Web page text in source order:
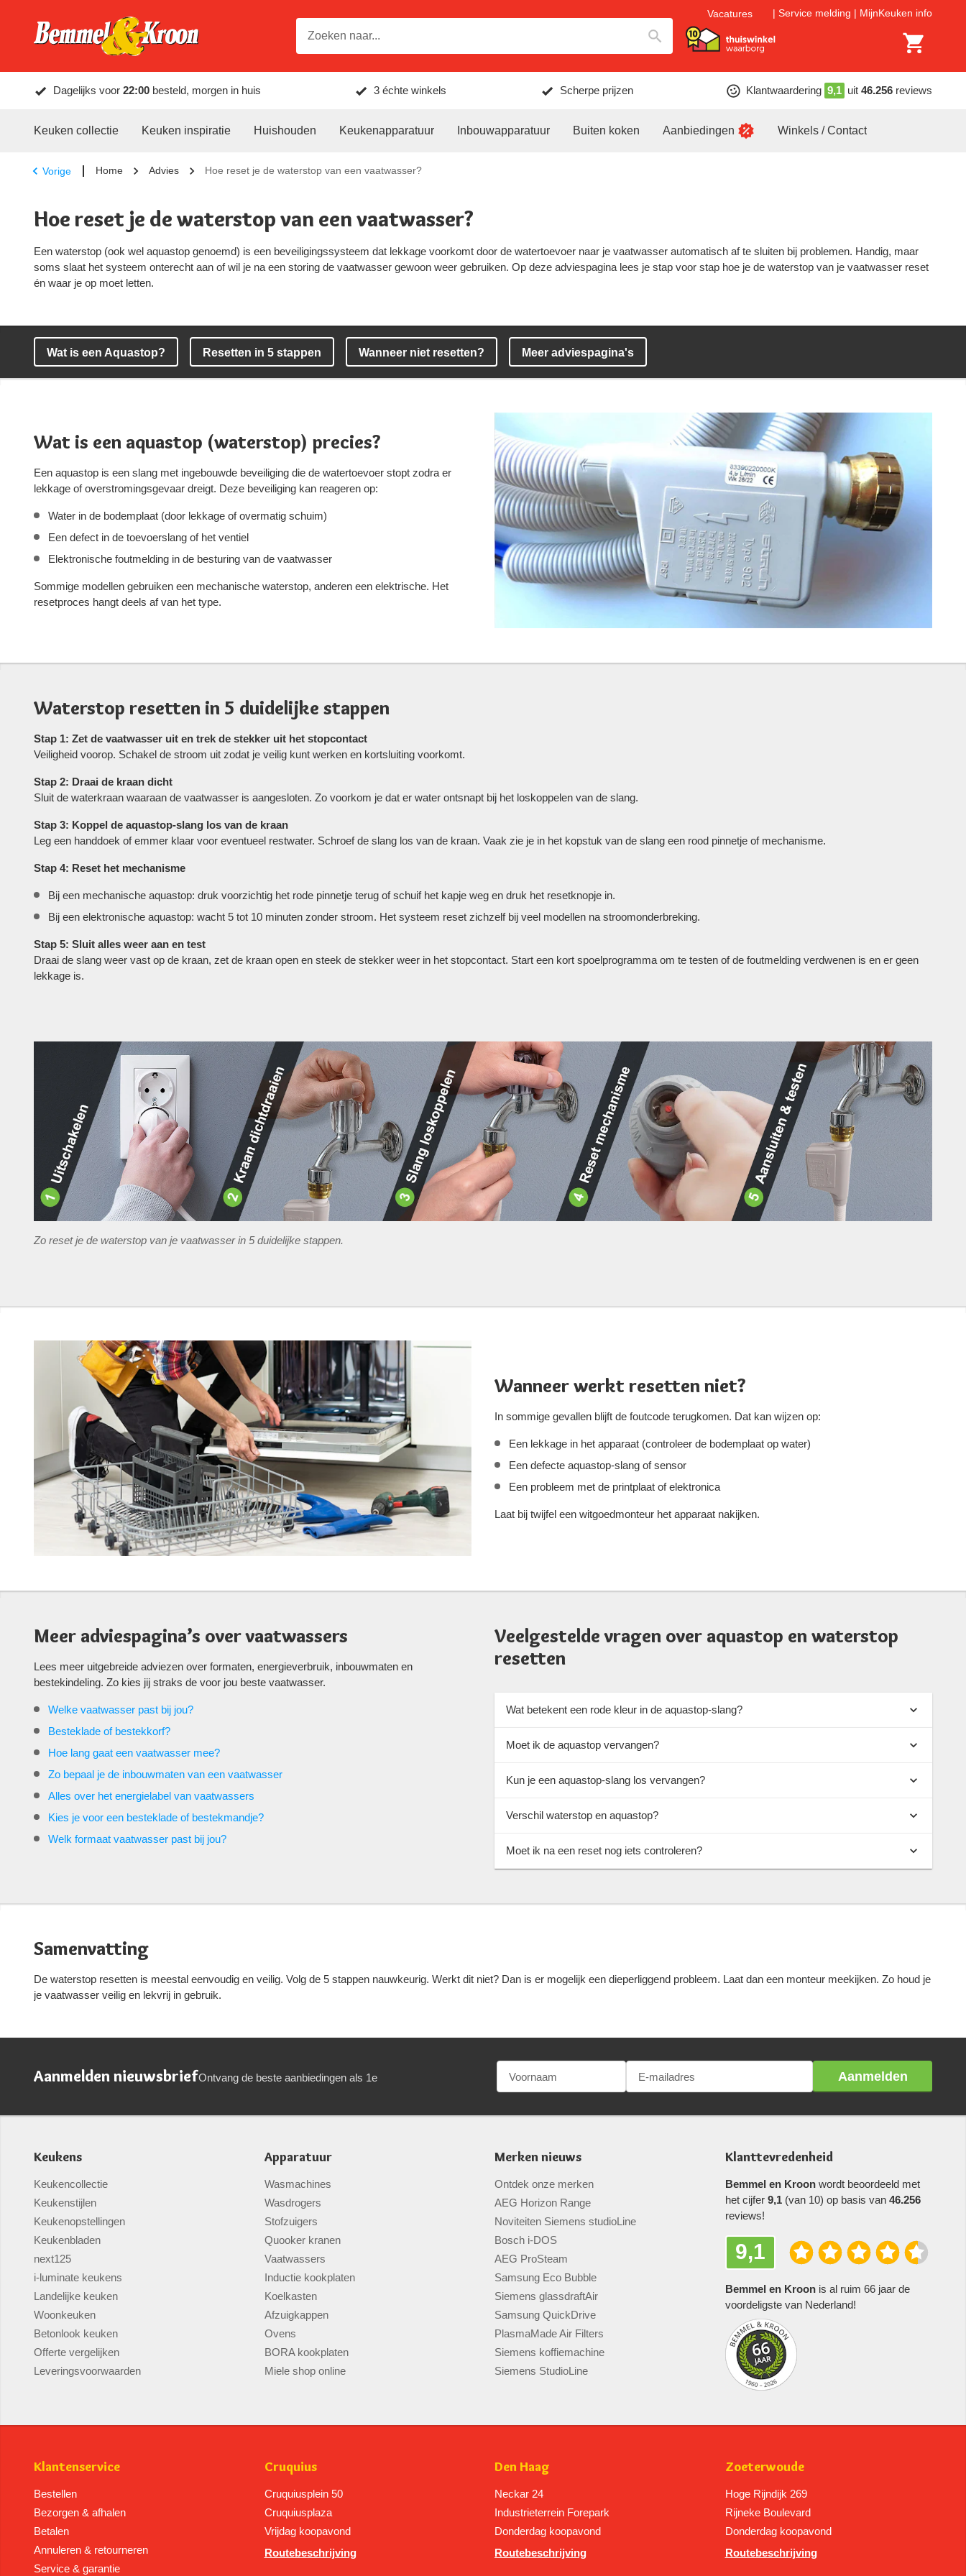
Vacatures Service melding MijnKeuken info
Dagelijks voor 22:00 besteld, morgen in huis 3 échte winkels Scherpe prijzen Klantwaardering 9,1 uit 46.256 reviews
Keuken collectie Keuken inspiratie Huishouden Keukenapparatuur Inbouwapparatuur Buiten koken Aanbiedingen Winkels / Contact
Vorige Home Advies Hoe reset je de waterstop van een vaatwasser?
Hoe reset je de waterstop van een vaatwasser?
Een waterstop (ook wel aquastop genoemd) is een beveiligingssysteem dat lekkage voorkomt door de watertoevoer naar je vaatwasser automatisch af te sluiten bij problemen. Handig, maar
soms slaat het systeem onterecht aan of wil je na een storing de vaatwasser gewoon weer gebruiken. Op deze adviespagina lees je stap voor stap hoe je de waterstop van je vaatwasser reset
én waar je op moet letten.
Wat is een Aquastop? Resetten in 5 stappen Wanneer niet resetten? Meer adviespagina's
Wat is een aquastop (waterstop) precies?
Een aquastop is een slang met ingebouwde beveiliging die de watertoevoer stopt zodra er
lekkage of overstromingsgevaar dreigt. Deze beveiliging kan reageren op:
Water in de bodemplaat (door lekkage of overmatig schuim)
Een defect in de toevoerslang of het ventiel
Elektronische foutmelding in de besturing van de vaatwasser
Sommige modellen gebruiken een mechanische waterstop, anderen een elektrische. Het
resetproces hangt deels af van het type.
Waterstop resetten in 5 duidelijke stappen
Stap 1: Zet de vaatwasser uit en trek de stekker uit het stopcontact
Veiligheid voorop. Schakel de stroom uit zodat je veilig kunt werken en kortsluiting voorkomt.
Stap 2: Draai de kraan dicht
Sluit de waterkraan waaraan de vaatwasser is aangesloten. Zo voorkom je dat er water ontsnapt bij het loskoppelen van de slang.
Stap 3: Koppel de aquastop-slang los van de kraan
Leg een handdoek of emmer klaar voor eventueel restwater. Schroef de slang los van de kraan. Vaak zie je in het kopstuk van de slang een rood pinnetje of mechanisme.
Stap 4: Reset het mechanisme
Bij een mechanische aquastop: druk voorzichtig het rode pinnetje terug of schuif het kapje weg en druk het resetknopje in.
Bij een elektronische aquastop: wacht 5 tot 10 minuten zonder stroom. Het systeem reset zichzelf bij veel modellen na stroomonderbreking.
Stap 5: Sluit alles weer aan en test
Draai de slang weer vast op de kraan, zet de kraan open en steek de stekker weer in het stopcontact. Start een kort spoelprogramma om te testen of de foutmelding verdwenen is en er geen
lekkage is.
Zo reset je de waterstop van je vaatwasser in 5 duidelijke stappen.
Wanneer werkt resetten niet?
In sommige gevallen blijft de foutcode terugkomen. Dat kan wijzen op:
Een lekkage in het apparaat (controleer de bodemplaat op water)
Een defecte aquastop-slang of sensor
Een probleem met de printplaat of elektronica
Laat bij twijfel een witgoedmonteur het apparaat nakijken.
Meer adviespagina’s over vaatwassers
Lees meer uitgebreide adviezen over formaten, energieverbruik, inbouwmaten en
bestekindeling. Zo kies jij straks de voor jou beste vaatwasser.
Welke vaatwasser past bij jou?
Besteklade of bestekkorf?
Hoe lang gaat een vaatwasser mee?
Zo bepaal je de inbouwmaten van een vaatwasser
Alles over het energielabel van vaatwassers
Kies je voor een besteklade of bestekmandje?
Welk formaat vaatwasser past bij jou?
Veelgestelde vragen over aquastop en waterstop
resetten
Wat betekent een rode kleur in de aquastop-slang?
Moet ik de aquastop vervangen?
Kun je een aquastop-slang los vervangen?
Verschil waterstop en aquastop?
Moet ik na een reset nog iets controleren?
Samenvatting
De waterstop resetten is meestal eenvoudig en veilig. Volg de 5 stappen nauwkeurig. Werkt dit niet? Dan is er mogelijk een dieperliggend probleem. Laat dan een monteur meekijken. Zo houd je
je vaatwasser veilig en lekvrij in gebruik.
Aanmelden nieuwsbriefOntvang de beste aanbiedingen als 1e Aanmelden
Keukens
Keukencollectie
Keukenstijlen
Keukenopstellingen
Keukenbladen
next125
i-luminate keukens
Landelijke keuken
Woonkeuken
Betonlook keuken
Offerte vergelijken
Leveringsvoorwaarden
Apparatuur
Wasmachines
Wasdrogers
Stofzuigers
Quooker kranen
Vaatwassers
Inductie kookplaten
Koelkasten
Afzuigkappen
Ovens
BORA kookplaten
Miele shop online
Merken nieuws
Ontdek onze merken
AEG Horizon Range
Noviteiten Siemens studioLine
Bosch i-DOS
AEG ProSteam
Samsung Eco Bubble
Siemens glassdraftAir
Samsung QuickDrive
PlasmaMade Air Filters
Siemens koffiemachine
Siemens StudioLine
Klanttevredenheid
Bemmel en Kroonwordt beoordeeld met
het cijfer 9,1(van 10) op basis van 46.256
reviews!
9,1
Bemmel en Kroonis al ruim 66 jaar de
voordeligste van Nederland!
Klantenservice
Bestellen
Bezorgen & afhalen
Betalen
Annuleren & retourneren
Service & garantie
Cruquius
Cruquiusplein 50
Cruquiusplaza
Vrijdag koopavond
Routebeschrijving
Den Haag
Neckar 24
Industrieterrein Forepark
Donderdag koopavond
Routebeschrijving
Zoeterwoude
Hoge Rijndijk 269
Rijneke Boulevard
Donderdag koopavond
Routebeschrijving